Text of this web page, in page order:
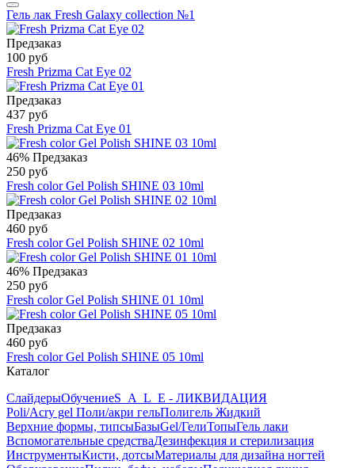
Гель лак Fresh Galaxy collection №1
Предзаказ
100 руб
Fresh Prizma Cat Eye 02
Предзаказ
437 руб
Fresh Prizma Cat Eye 01
46% Предзаказ
250 руб
Fresh color Gel Polish SHINE 03 10ml
Предзаказ
460 руб
Fresh color Gel Polish SHINE 02 10ml
46% Предзаказ
250 руб
Fresh color Gel Polish SHINE 01 10ml
Предзаказ
460 руб
Fresh color Gel Polish SHINE 05 10ml
Каталог
СлайдерыОбучениеS_A_L_E - ЛИКВИДАЦИЯ
Poli/Acry gel Поли/акри гельПолигель Жидкий
Верхние формы, типсыБазыGel/ГелиТопыГель лаки
Вспомогательные средстваДезинфекция и стерилизация
ИнструментыКисти, дотсыМатериалы для дизайна ногтей